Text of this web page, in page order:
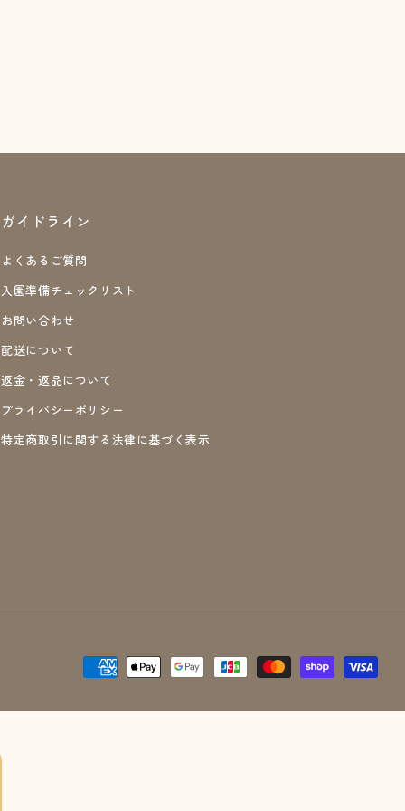
ガイドライン
よくあるご質問
入園準備チェックリスト
お問い合わせ
配送について
返金・返品について
プライバシーポリシー
特定商取引に関する法律に基づく表示
方